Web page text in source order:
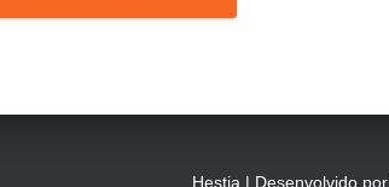
Hestia | Desenvolvido por